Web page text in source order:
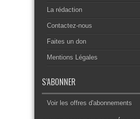
La rédaction
Contactez-nous
Faites un don
Mentions Légales
S’ABONNER
Voir les offres d'abonnements